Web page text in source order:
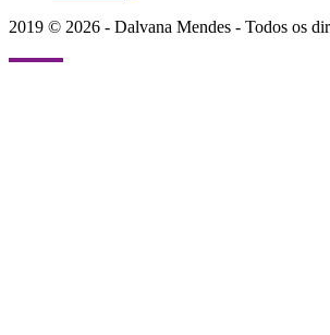
2019 © 2026 - Dalvana Mendes - Todos os